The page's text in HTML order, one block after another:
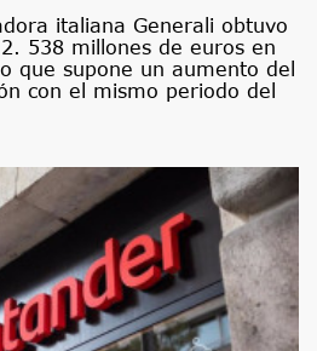
italiana Generali obtuvo
538 millones de euros en
que supone un aumento del
con el mismo periodo del